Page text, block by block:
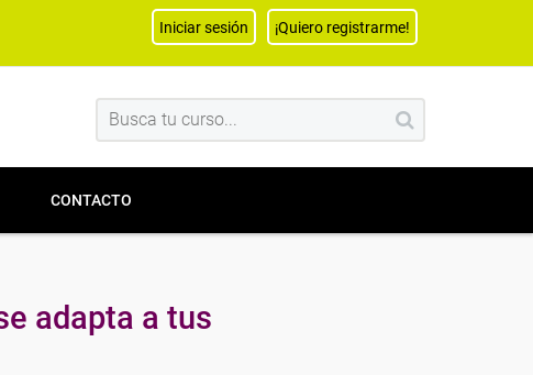
Iniciar sesión ¡Quiero registrarme!
CONTACTO
adapta a tus